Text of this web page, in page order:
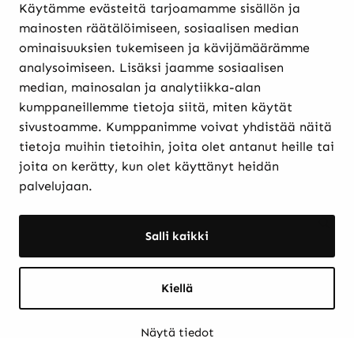
Käytämme evästeitä tarjoamamme sisällön ja
mainosten räätälöimiseen, sosiaalisen median
ominaisuuksien tukemiseen ja kävijämäärämme
analysoimiseen. Lisäksi jaamme sosiaalisen
median, mainosalan ja analytiikka-alan
kumppaneillemme tietoja siitä, miten käytät
sivustoamme. Kumppanimme voivat yhdistää näitä
tietoja muihin tietoihin, joita olet antanut heille tai
joita on kerätty, kun olet käyttänyt heidän
palvelujaan.
Salli kaikki
Kiellä
Näytä tiedot
Verkkokaupasta ostaminen
Maksutavat ja
toimitusehdot
Palautukset
Rekisteriseloste
Evästekäytännöt
Etkö löytänyt etsimääsi? Hae sivustolta:
Haku: Haku